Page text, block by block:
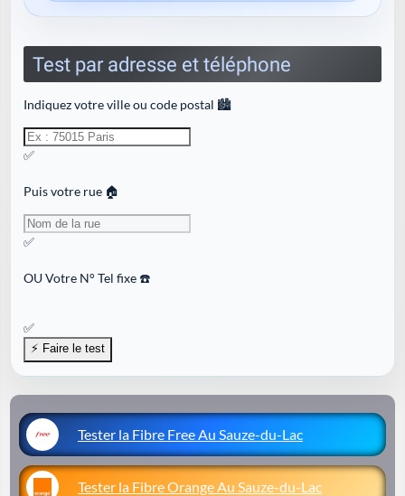
Test par adresse et téléphone
Indiquez votre ville ou code postal 🏙️
✅
Puis votre rue 🏠
✅
OUVotre N° Tel fixe ☎️
✅
Tester la Fibre Free Au Sauze-du-Lac
Tester la Fibre Orange Au Sauze-du-Lac